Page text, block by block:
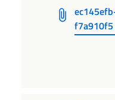
f7a910f5